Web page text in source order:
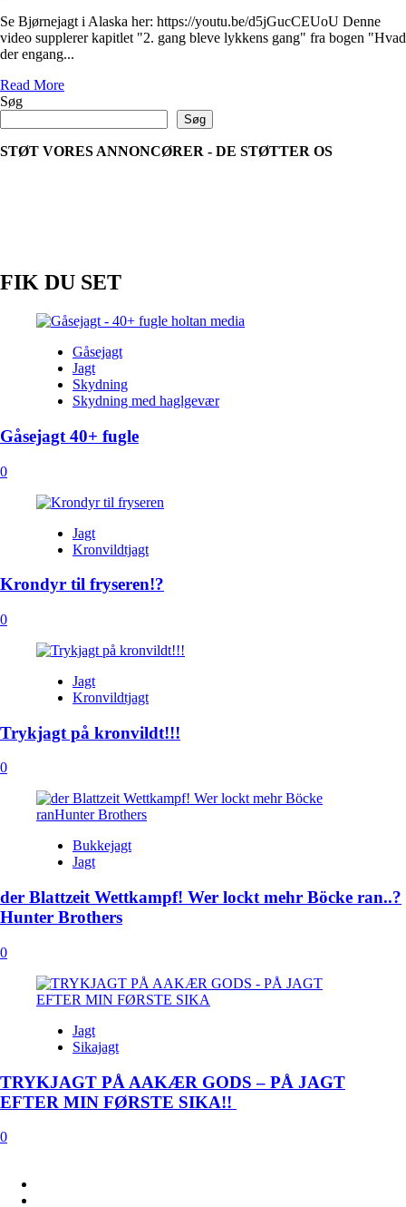
Se Bjørnejagt i Alaska her: https://youtu.be/d5jGucCEUoU Denne
video supplerer kapitlet "2. gang bleve lykkens gang" fra bogen "Hvad
der engang...
Read MoreRead
Bjørnejagt
i
Søg
Søg
STØT VORES ANNONCØRER - DE STØTTER OS
FIK DU SET
Gåsejagt
Jagt
Skydning
Skydning med haglgevær
Gåsejagt 40+ fugle
0
Jagt
Kronvildtjagt
Krondyr til fryseren!?
0
Jagt
Kronvildtjagt
Trykjagt på kronvildt!!!
0
Bukkejagt
Jagt
der Blattzeit Wettkampf! Wer lockt mehr Böcke ran..?
Hunter Brothers
0
Jagt
Sikajagt
TRYKJAGT PÅ AAKÆR GODS – PÅ JAGT
EFTER MIN FØRSTE SIKA!!
0